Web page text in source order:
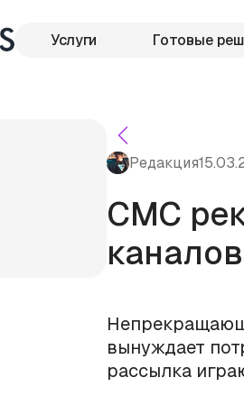
Услуги Готовые
Редакция
СМС
каналов
вынуждает
рассылка